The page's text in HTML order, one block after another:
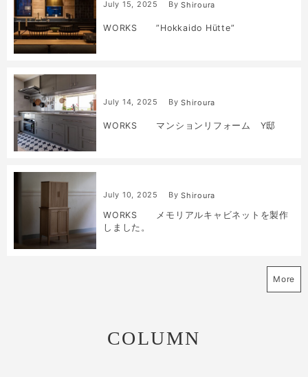
July 15 2025 By Shiroura
WORKS ”Hokkaido Hütte”
July 14 2025 By Shiroura
WORKS マンションリフォーム Y邸
July 10 2025 By Shiroura
WORKS メモリアルキャビネットを製作
しました。
More
COLUMN